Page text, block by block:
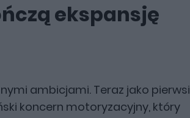
ekspansję
ambicjami. Teraz jako pierwsi
koncern motoryzacyjny, który